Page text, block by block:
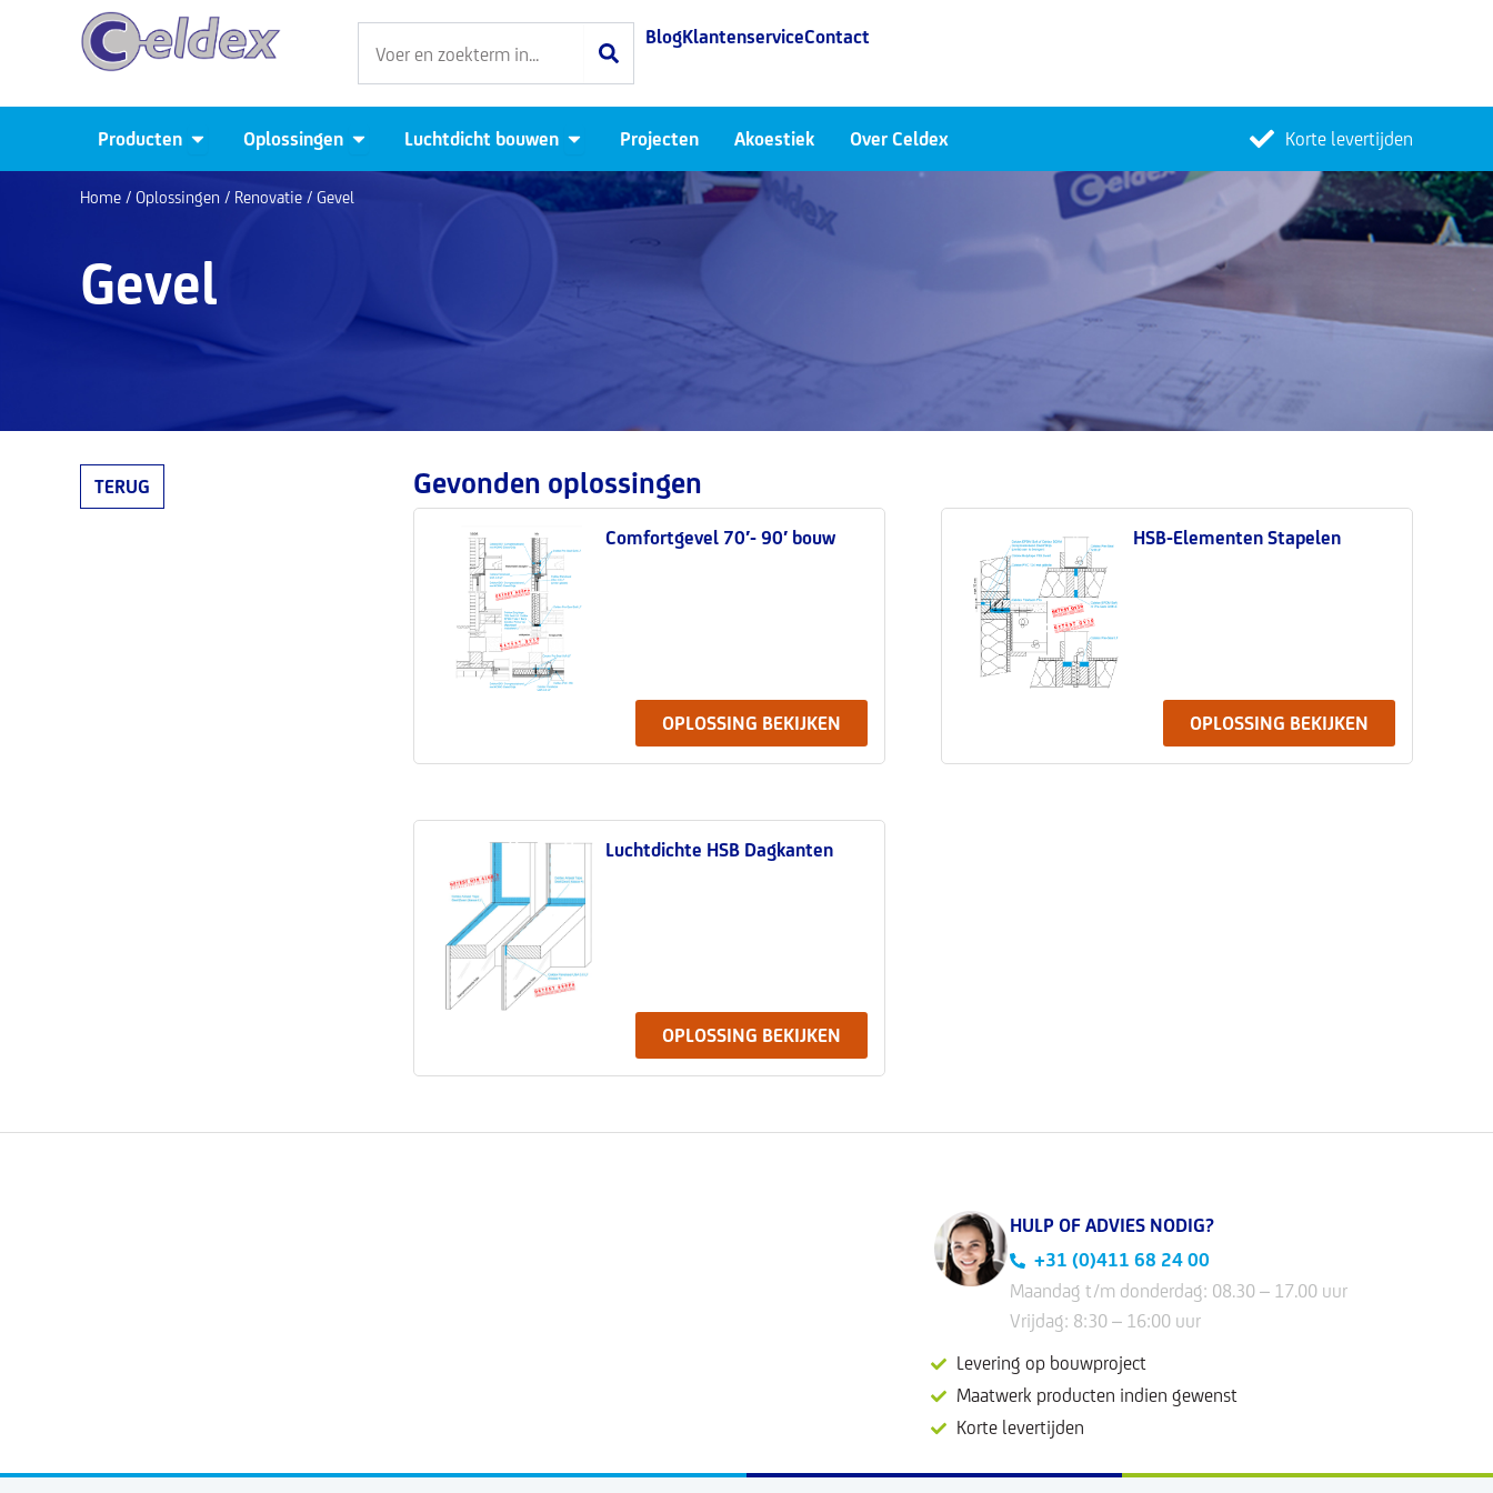
BlogKlantenserviceContact
Producten Open Producten
Oplossingen Open Oplossingen
Luchtdicht bouwen Open Luchtdicht bouwen
Projecten Akoestiek Over Celdex Korte levertijden
Home / Oplossingen / Renovatie / Gevel
Gevel
TERUG Gevonden oplossingen
Comfortgevel 70′- 90′ bouw
OPLOSSING BEKIJKEN
HSB-Elementen Stapelen
OPLOSSING BEKIJKEN
Luchtdichte HSB Dagkanten
OPLOSSING BEKIJKEN
HULP OF ADVIES NODIG?
+31 (0)411 68 24 00
Maandag t/m donderdag: 08.30 – 17.00 uur
Vrijdag: 8:30 – 16:00 uur
Levering op bouwproject
Maatwerk producten indien gewenst
Korte levertijden